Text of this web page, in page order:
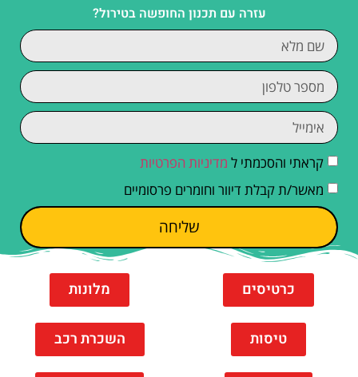
עזרה עם תכנון החופשה בטירול?
קראתי והסכמתי ל מדיניות הפרטיות
מאשר/ת קבלת דיוור וחומרים פרסומיים
שליחה
כרטיסים מלונות
טיסות השכרת רכב